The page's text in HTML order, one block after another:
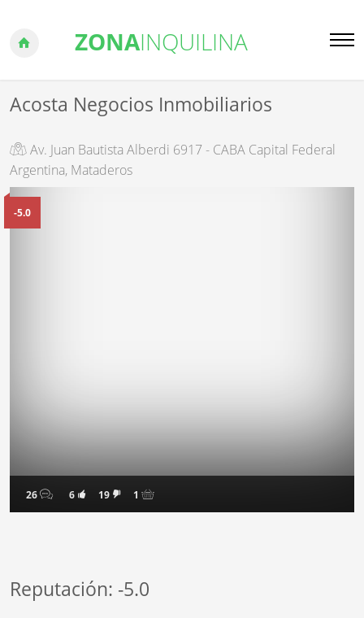
ZONAINQUILINA
Acosta Negocios Inmobiliarios
Av. Juan Bautista Alberdi 6917 - CABA Capital Federal
Argentina, Mataderos
-5.0
26 6 19 1
Reputación: -5.0